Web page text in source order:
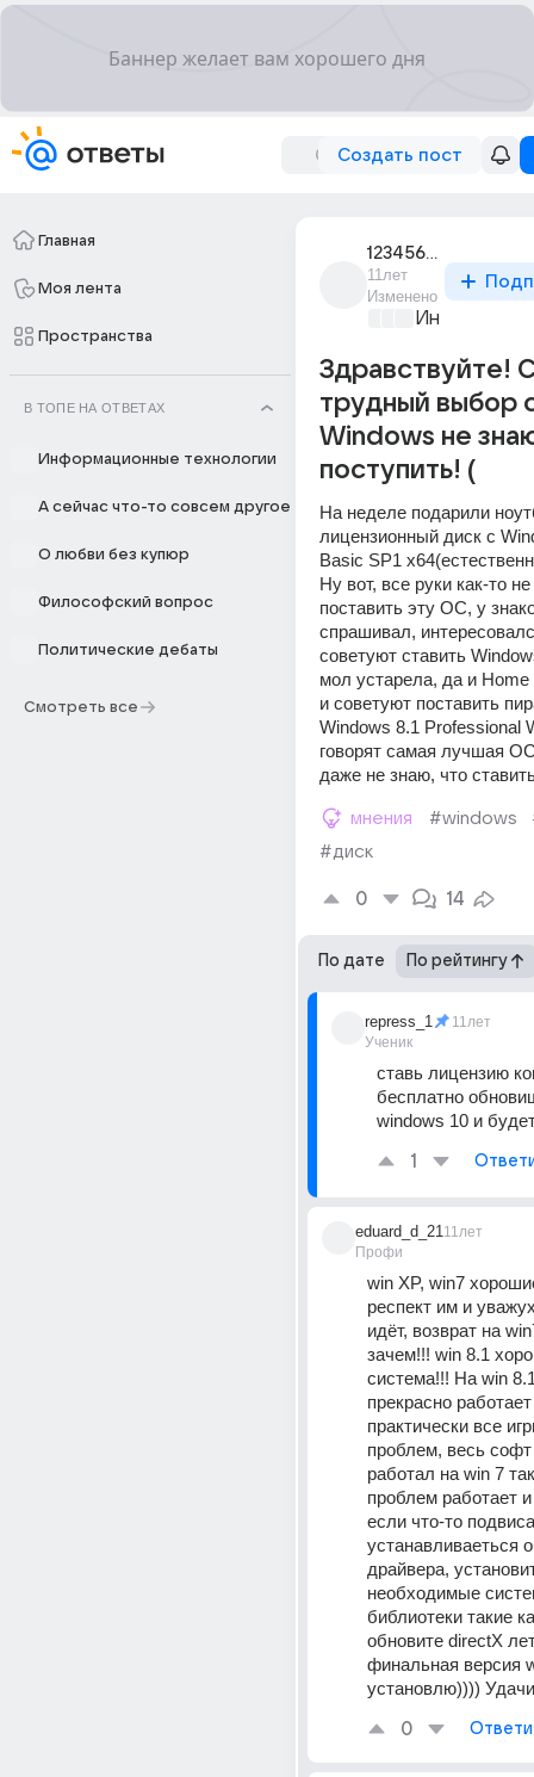
Создать пост
Главная
Моя лента
Пространства
В ТОПЕ НА ОТВЕТАХ
Информационные технологии
А сейчас что-то совсем другое
О любви без купюр
Философский вопрос
Политические дебаты
Смотреть все
123456_789kill
11лет
Изменено
Здравствуйте!
трудный выбор
Windows не
поступить! (
На неделе подарили
лицензионный диск с
Basic SP1
Ну вот, все руки как-то
поставить эту ОС, у
спрашивал,
советуют ставить
мол устарела, да и Home
и советуют поставить
Windows 8.1 Professional
говорят самая лучшая
даже не знаю, что
мнения #windows
#диск
0 14
По дате По рейтингу
repress_1
Ученик
11лет
ставь лицензию
бесплатно
windows 10 и
1
eduard_d_21
Профи
11лет
win XP, win7
респект им и
идёт, возврат на
зачем!!! win 8.1
система!!! На win
прекрасно
практически все
проблем, весь
работал на win 7
проблем работает
если что-то
устанавливаеться
драйвера,
необходимые
библиотеки такие
обновите directX
финальная версия
установлю))))
0